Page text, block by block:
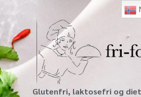
Glutenfri, laktosefri og